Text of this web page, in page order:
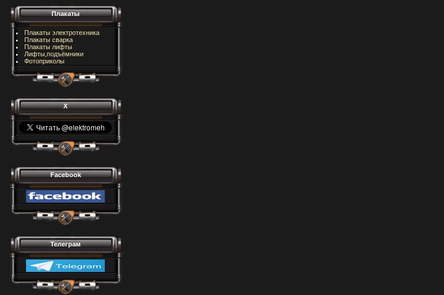
Плакаты
Плакаты электротехника
Плакаты сварка
Плакаты лифты
Лифты,подъёмники
Фотоприколы
X
Facebook
Телеграм